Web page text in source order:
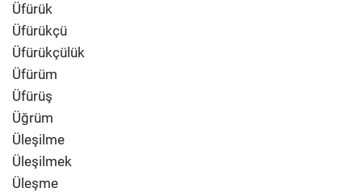
Üfürük
Üfürükçü
Üfürükçülük
Üfürüm
Üfürüş
Üğrüm
Üleşilme
Üleşilmek
Üleşme